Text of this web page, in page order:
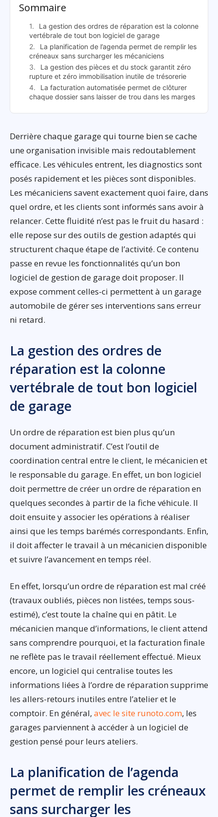
Sommaire
La gestion des ordres de réparation est la colonne
vertébrale de tout bon logiciel de garage
La planification de l’agenda permet de remplir les
créneaux sans surcharger les mécaniciens
La gestion des pièces et du stock garantit zéro
rupture et zéro immobilisation inutile de trésorerie
La facturation automatisée permet de clôturer
chaque dossier sans laisser de trou dans les marges
Derrière chaque garage qui tourne bien se cache
une organisation invisible mais redoutablement
efficace. Les véhicules entrent, les diagnostics sont
posés rapidement et les pièces sont disponibles.
Les mécaniciens savent exactement quoi faire, dans
quel ordre, et les clients sont informés sans avoir à
relancer. Cette fluidité n’est pas le fruit du hasard :
elle repose sur des outils de gestion adaptés qui
structurent chaque étape de l’activité. Ce contenu
passe en revue les fonctionnalités qu’un bon
logiciel de gestion de garage doit proposer. Il
expose comment celles-ci permettent à un garage
automobile de gérer ses interventions sans erreur
ni retard.
La gestion des ordres de
réparation est la colonne
vertébrale de tout bon logiciel
de garage
Un ordre de réparation est bien plus qu’un
document administratif. C’est l’outil de
coordination central entre le client, le mécanicien et
le responsable du garage. En effet, un bon logiciel
doit permettre de créer un ordre de réparation en
quelques secondes à partir de la fiche véhicule. Il
doit ensuite y associer les opérations à réaliser
ainsi que les temps barémés correspondants. Enfin,
il doit affecter le travail à un mécanicien disponible
et suivre l’avancement en temps réel.
En effet, lorsqu’un ordre de réparation est mal créé
(travaux oubliés, pièces non listées, temps sous-
estimé), c’est toute la chaîne qui en pâtit. Le
mécanicien manque d’informations, le client attend
sans comprendre pourquoi, et la facturation finale
ne reflète pas le travail réellement effectué. Mieux
encore, un logiciel qui centralise toutes les
informations liées à l’ordre de réparation supprime
les allers-retours inutiles entre l’atelier et le
comptoir. En général, avec le site runoto.com, les
garages parviennent à accéder à un logiciel de
gestion pensé pour leurs ateliers.
La planification de l’agenda
permet de remplir les créneaux
sans surcharger les